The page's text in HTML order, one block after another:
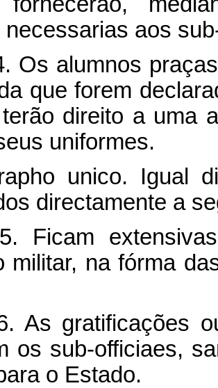
necessarias aos
Os alumnos
que forem
direito a uma
uniformes.
unico. Igual
directamente a
Ficam
militar, na fórma
As gratificações
os sub-officiaes,
o Estado.